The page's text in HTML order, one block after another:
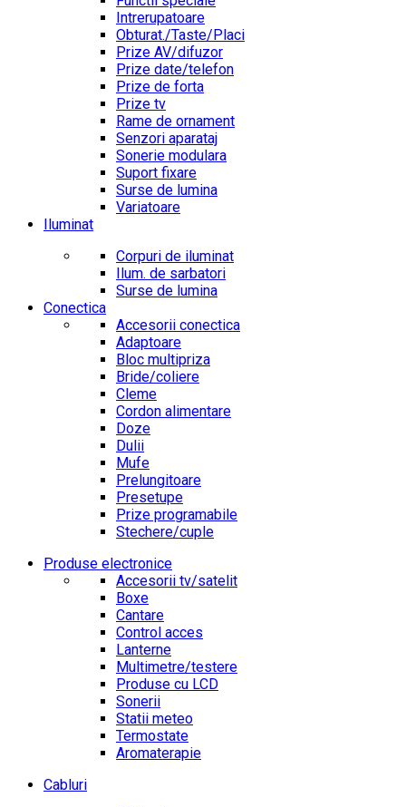
Intrerupatoare
Obturat./Taste/Placi
Prize AV/difuzor
Prize date/telefon
Prize de forta
Prize tv
Rame de ornament
Senzori aparataj
Sonerie modulara
Suport fixare
Surse de lumina
Variatoare
Iluminat
Corpuri de iluminat
Ilum. de sarbatori
Surse de lumina
Conectica
Accesorii conectica
Adaptoare
Bloc multipriza
Bride/coliere
Cleme
Cordon alimentare
Doze
Dulii
Mufe
Prelungitoare
Presetupe
Prize programabile
Stechere/cuple
Produse electronice
Accesorii tv/satelit
Boxe
Cantare
Control acces
Lanterne
Multimetre/testere
Produse cu LCD
Sonerii
Statii meteo
Termostate
Aromaterapie
Cabluri